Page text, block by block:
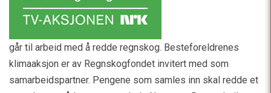
går til arbeid med å redde regnskog. Besteforeldrenes
klimaaksjon er av Regnskogfondet invitert med som
samarbeidspartner. Pengene som samles inn skal redde et